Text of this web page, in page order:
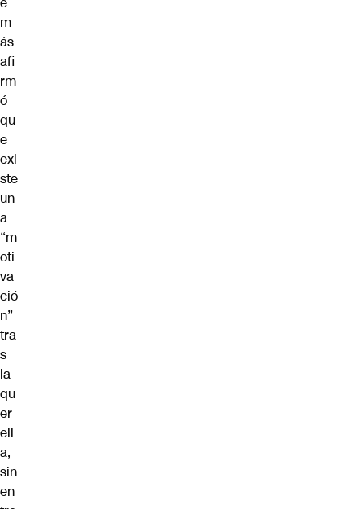
m
ás
afi
rm
ó
qu
e
exi
ste
un
a
“m
oti
va
ció
n”
tra
s
la
qu
er
ell
a,
sin
en